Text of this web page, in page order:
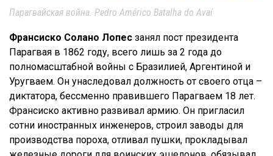
Парагвайская война. Pedro Américo Batalha do Avaí
Франсиско Солано Лопес занял пост президента
Парагвая в 1862 году, всего лишь за 2 года до
полномасштабной войны с Бразилией, Аргентиной и
Уругваем. Он унаследовал должность от своего отца –
диктатора, бессменно правившего Парагваем 18 лет.
Франсиско активно развивал армию. Он пригласил
сотни иностранных инженеров, строил заводы для
производства пороха, отливал пушки, прокладывал